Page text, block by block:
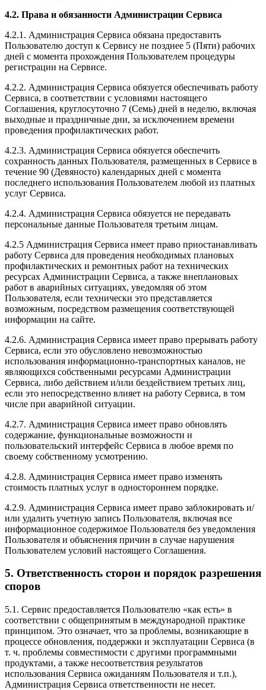
4.2. Права и обязанности Администрации Сервиса
4.2.1. Администрация Сервиса обязана предоставить
Пользователю доступ к Сервису не позднее 5 (Пяти) рабочих
дней с момента прохождения Пользователем процедуры
регистрации на Сервисе.
4.2.2. Администрация Сервиса обязуется обеспечивать работу
Сервиса, в соответствии с условиями настоящего
Соглашения, круглосуточно 7 (Семь) дней в неделю, включая
выходные и праздничные дни, за исключением времени
проведения профилактических работ.
4.2.3. Администрация Сервиса обязуется обеспечить
сохранность данных Пользователя, размещенных в Сервисе в
течение 90 (Девяносто) календарных дней с момента
последнего использования Пользователем любой из платных
услуг Сервиса.
4.2.4. Администрация Сервиса обязуется не передавать
персональные данные Пользователя третьим лицам.
4.2.5 Администрация Сервиса имеет право приостанавливать
работу Сервиса для проведения необходимых плановых
профилактических и ремонтных работ на технических
ресурсах Администрации Сервиса, а также внеплановых
работ в аварийных ситуациях, уведомляя об этом
Пользователя, если технически это представляется
возможным, посредством размещения соответствующей
информации на сайте.
4.2.6. Администрация Сервиса имеет право прерывать работу
Сервиса, если это обусловлено невозможностью
использования информационно-транспортных каналов, не
являющихся собственными ресурсами Администрации
Сервиса, либо действием и/или бездействием третьих лиц,
если это непосредственно влияет на работу Сервиса, в том
числе при аварийной ситуации.
4.2.7. Администрация Сервиса имеет право обновлять
содержание, функциональные возможности и
пользовательский интерфейс Сервиса в любое время по
своему собственному усмотрению.
4.2.8. Администрация Сервиса имеет право изменять
стоимость платных услуг в одностороннем порядке.
4.2.9. Администрация Сервиса имеет право заблокировать и/
или удалить учетную запись Пользователя, включая все
информационное содержимое Пользователя без уведомления
Пользователя и объяснения причин в случае нарушения
Пользователем условий настоящего Соглашения.
5. Ответственность сторон и порядок разрешения
споров
5.1. Сервис предоставляется Пользователю «как есть» в
соответствии с общепринятым в международной практике
принципом. Это означает, что за проблемы, возникающие в
процессе обновления, поддержки и эксплуатации Сервиса (в
т. ч. проблемы совместимости с другими программными
продуктами, а также несоответствия результатов
использования Сервиса ожиданиям Пользователя и т.п.),
Администрация Сервиса ответственности не несет.